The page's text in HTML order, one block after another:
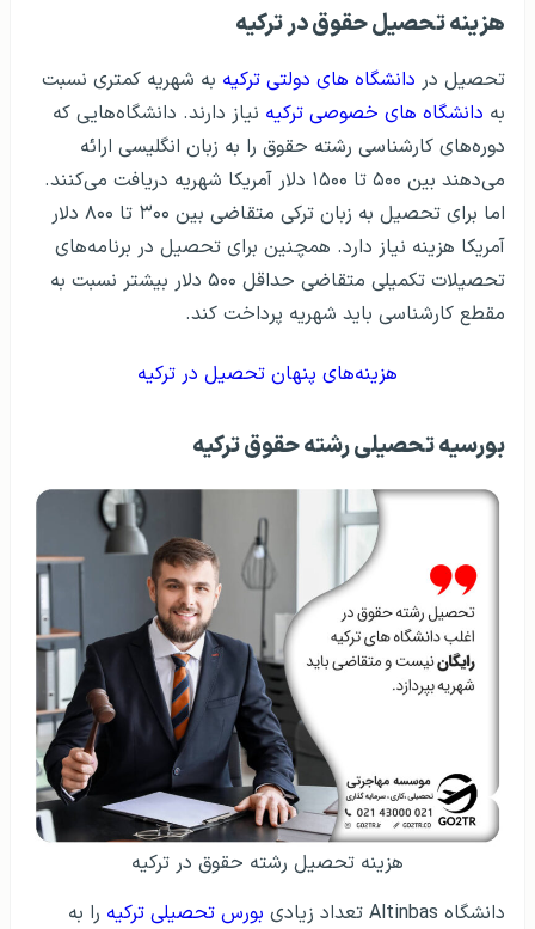
هزینه‌ تحصیل حقوق در ترکیه
تحصیل در دانشگاه های دولتی ترکیه به شهریه کمتری نسبت
به دانشگاه های خصوصی ترکیه نیاز دارند. دانشگاه‌هایی که
دوره‌های کارشناسی رشته حقوق را به زبان انگلیسی ارائه
می‌دهند بین ۵۰۰ تا ۱۵۰۰ دلار آمریکا شهریه دریافت می‌کنند.
اما برای تحصیل به زبان ترکی متقاضی بین ۳۰۰ تا ۸۰۰ دلار
آمریکا هزینه نیاز دارد. همچنین برای تحصیل در برنامه‌های
تحصیلات تکمیلی متقاضی حداقل ۵۰۰ دلار بیشتر نسبت به
مقطع کارشناسی باید شهریه پرداخت کند.
هزینه‌های پنهان تحصیل در ترکیه
بورسیه تحصیلی رشته حقوق ترکیه
هزینه تحصیل رشته حقوق در ترکیه
دانشگاه Altinbas تعداد زیادی
بورس تحصیلی ترکیه را به